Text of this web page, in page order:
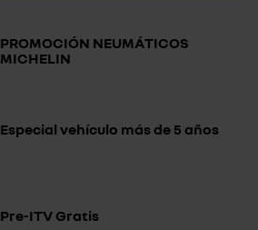
PROMOCIÓN NEUMÁTICOS
MICHELIN
Especial vehículo más de 5 años
Pre-ITV Gratis